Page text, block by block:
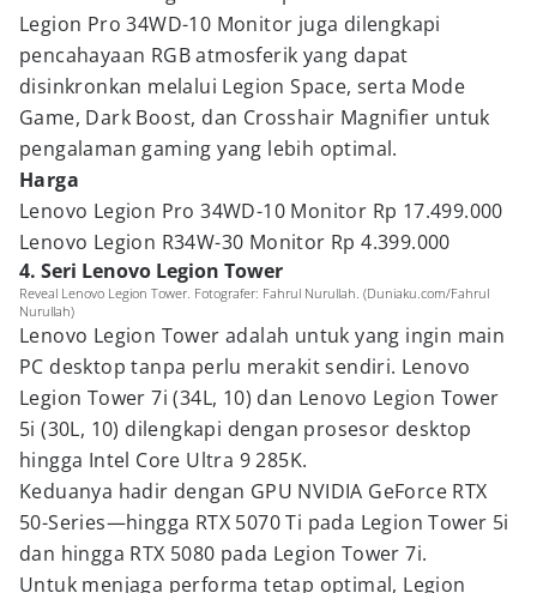
Legion Pro 34WD-10 Monitor juga dilengkapi
pencahayaan RGB atmosferik yang dapat
disinkronkan melalui Legion Space, serta Mode
Game, Dark Boost, dan Crosshair Magnifier untuk
pengalaman gaming yang lebih optimal.
Harga
Lenovo Legion Pro 34WD-10 Monitor Rp 17.499.000
Lenovo Legion R34W-30 Monitor Rp 4.399.000
4. Seri Lenovo Legion Tower
Reveal Lenovo Legion Tower. Fotografer: Fahrul Nurullah. (Duniaku.com/Fahrul
Nurullah)
Lenovo Legion Tower adalah untuk yang ingin main
PC desktop tanpa perlu merakit sendiri. Lenovo
Legion Tower 7i (34L, 10) dan Lenovo Legion Tower
5i (30L, 10) dilengkapi dengan prosesor desktop
hingga Intel Core Ultra 9 285K.
Keduanya hadir dengan GPU NVIDIA GeForce RTX
50-Series—hingga RTX 5070 Ti pada Legion Tower 5i
dan hingga RTX 5080 pada Legion Tower 7i.
Untuk menjaga performa tetap optimal, Legion